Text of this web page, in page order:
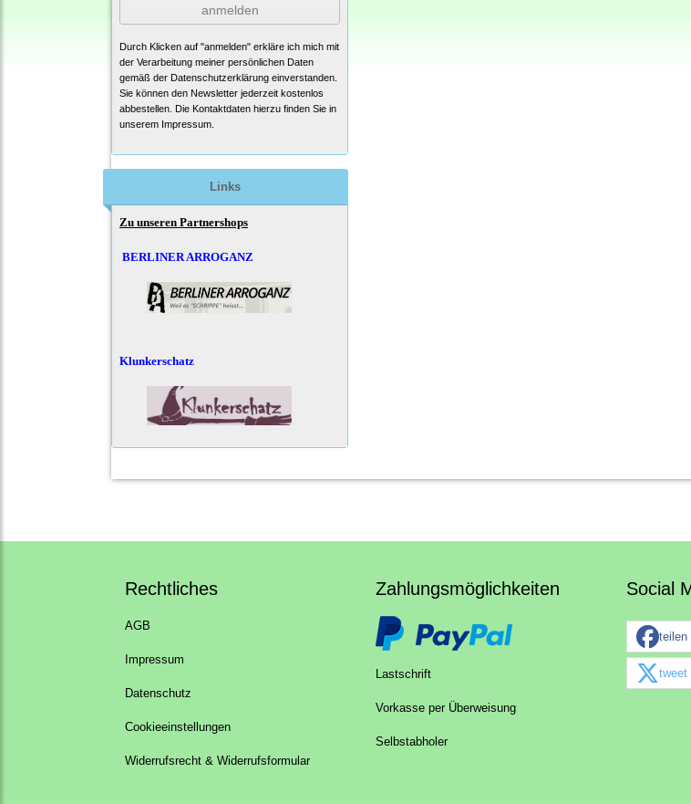
anmelden
Durch Klicken auf "anmelden" erkläre ich mich mit
der Verarbeitung meiner persönlichen Daten
gemäß der Datenschutzerklärung einverstanden.
Sie können den Newsletter jederzeit kostenlos
abbestellen. Die Kontaktdaten hierzu finden Sie in
unserem Impressum.
Links
Zu unseren Partnershops
BERLINER ARROGANZ
Klunkerschatz
Rechtliches
AGB
Impressum
Datenschutz
Cookieeinstellungen
Widerrufsrecht & Widerrufsformular
Zahlungsmöglichkeiten
Lastschrift
Vorkasse per Überweisung
Selbstabholer
Social
teilen
tweet